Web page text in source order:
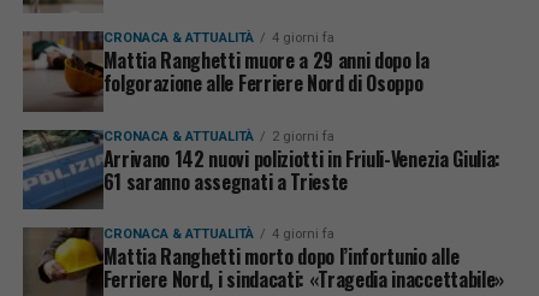
CRONACA & ATTUALITÀ 4 giorni fa
Mattia Ranghetti muore a 29 anni dopo la
folgorazione alle Ferriere Nord di Osoppo
CRONACA & ATTUALITÀ 2 giorni fa
Arrivano 142 nuovi poliziotti in Friuli-Venezia Giulia:
61 saranno assegnati a Trieste
CRONACA & ATTUALITÀ 4 giorni fa
Mattia Ranghetti morto dopo l’infortunio alle
Ferriere Nord, i sindacati: «Tragedia inaccettabile»